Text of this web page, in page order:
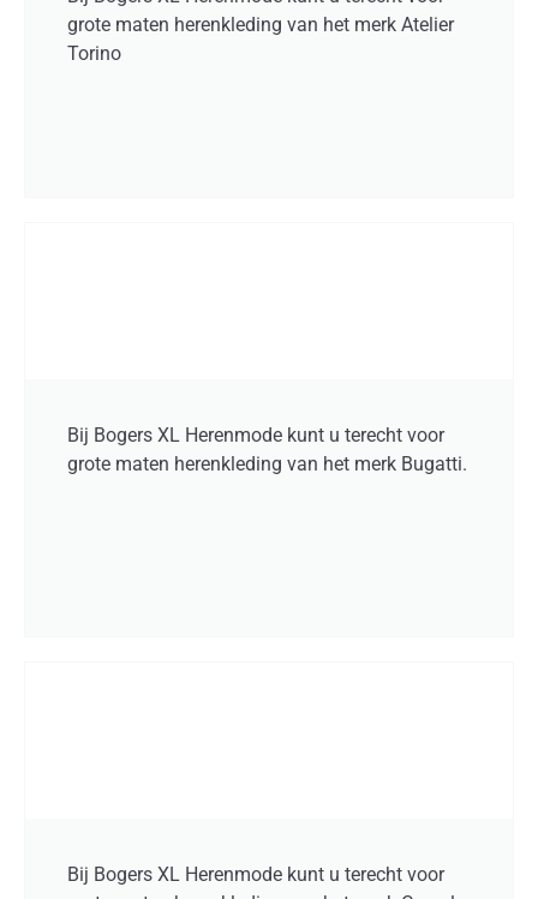
grote maten herenkleding van het merk Atelier
Torino
Bij Bogers XL Herenmode kunt u terecht voor
grote maten herenkleding van het merk Bugatti.
Bij Bogers XL Herenmode kunt u terecht voor